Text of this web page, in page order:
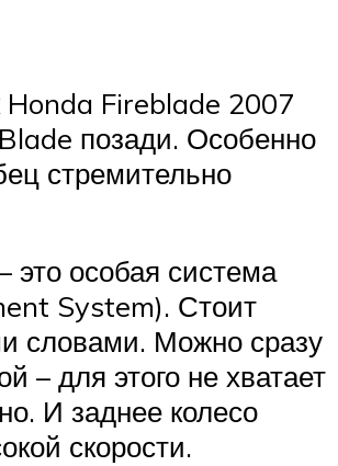
Honda Fireblade 2007
позади. Особенно
стремительно
это особая система
System). Стоит
словами. Можно сразу
– для этого не хватает
И заднее колесо
скорости.